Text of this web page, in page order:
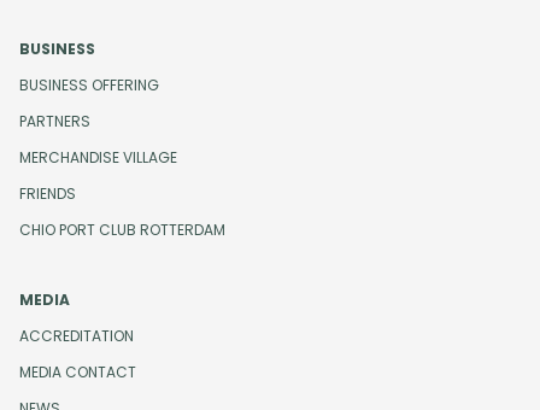
BUSINESS
BUSINESS OFFERING
PARTNERS
MERCHANDISE VILLAGE
FRIENDS
CHIO PORT CLUB ROTTERDAM
MEDIA
ACCREDITATION
MEDIA CONTACT